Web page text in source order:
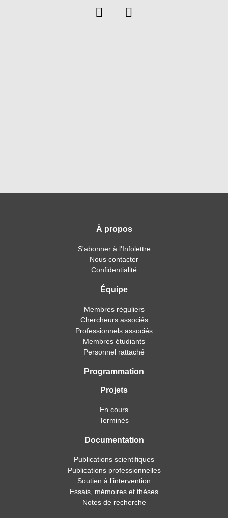
À propos
S'abonner à l'Infolettre
Nous contacter
Confidentialité
Équipe
Membres réguliers
Chercheurs associés
Professionnels associés
Membres étudiants
Personnel rattaché
Programmation
Projets
En cours
Terminés
Documentation
Publications scientifiques
Publications professionnelles
Soutien à l’intervention
Essais, mémoires et thèses
Notes de recherche